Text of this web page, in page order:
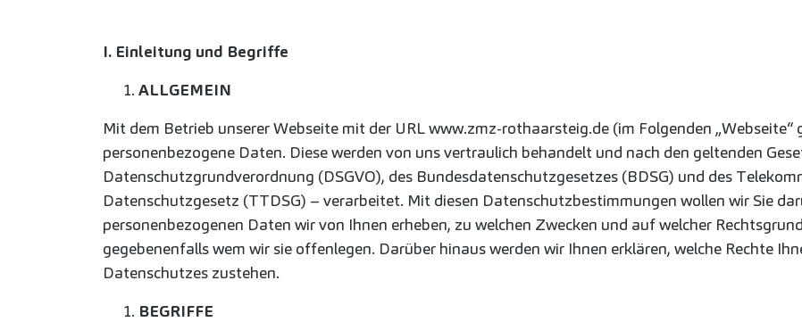
I. Einleitung und Begriffe
ALLGEMEIN
Mit dem Betrieb unserer Webseite mit der URL www.zmz-rothaarsteig.de (im Folgenden
personenbezogene Daten. Diese werden von uns vertraulich behandelt und nach den geltenden
Datenschutzgrundverordnung (DSGVO), des Bundesdatenschutzgesetzes (BDSG) und des
Datenschutzgesetz (TTDSG) – verarbeitet. Mit diesen Datenschutzbestimmungen wollen wir Sie
personenbezogenen Daten wir von Ihnen erheben, zu welchen Zwecken und auf welcher
gegebenenfalls wem wir sie offenlegen. Darüber hinaus werden wir Ihnen erklären, welche Rechte
Datenschutzes zustehen.
BEGRIFFE